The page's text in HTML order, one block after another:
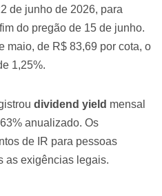
de junho de 2026, para
do pregão de 15 de junho.
maio, de R$ 83,69 por cota, o
1,25%.
dividend yield mensal
anualizado. Os
de IR para pessoas
as exigências legais.